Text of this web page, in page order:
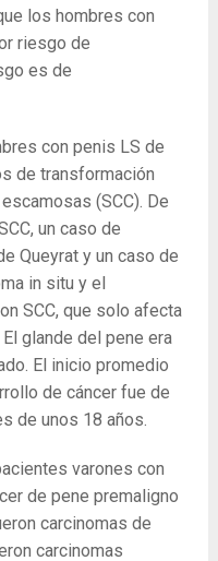
los hombres con
riesgo de
es de
con penis LS de
de transformación
(SCC). De
un caso de
Queyrat y un caso de
in situ y el
SCC, que solo afecta
glande del pene era
El inicio promedio
de cáncer fue de
de unos 18 años.
varones con
de pene premaligno
carcinomas de
carcinomas